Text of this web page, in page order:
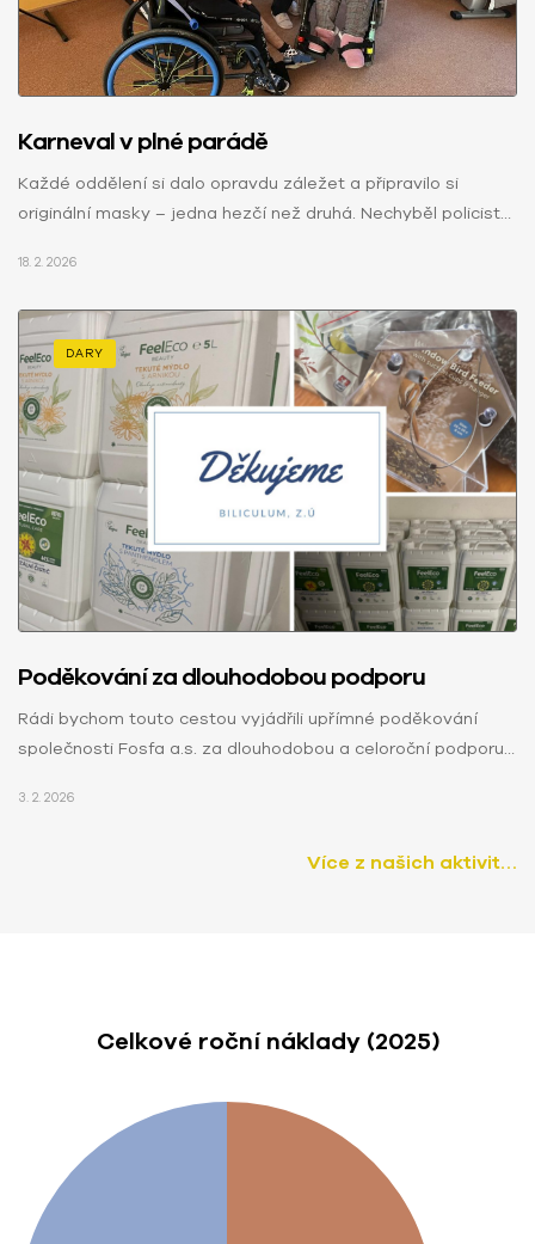
Karneval v plné parádě
Každé oddělení si dalo opravdu záležet a připravilo si
originální masky – jedna hezčí než druhá. Nechyběl policista,
18. 2. 2026
DARY
Poděkování za dlouhodobou podporu
Rádi bychom touto cestou vyjádřili upřímné poděkování
společnosti Fosfa a.s. za dlouhodobou a celoroční podporu
3. 2. 2026
Více z našich aktivit…
Celkové roční náklady (2025)